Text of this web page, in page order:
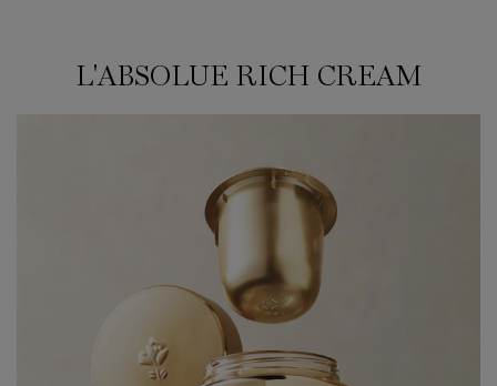
L'ABSOLUE RICH CREAM